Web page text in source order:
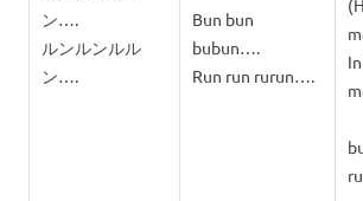
ン….
ルンルンルル
ン….
Bun bun
bubun….
Run run rurun….